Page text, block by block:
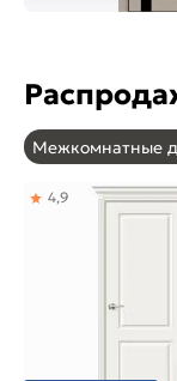
Межкомнатные
4,9